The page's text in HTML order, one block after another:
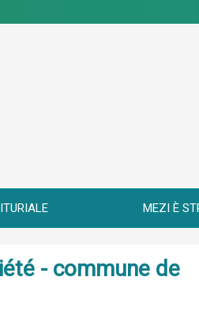
MEZI È
- commune de